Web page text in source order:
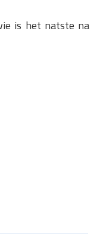
is het natste na